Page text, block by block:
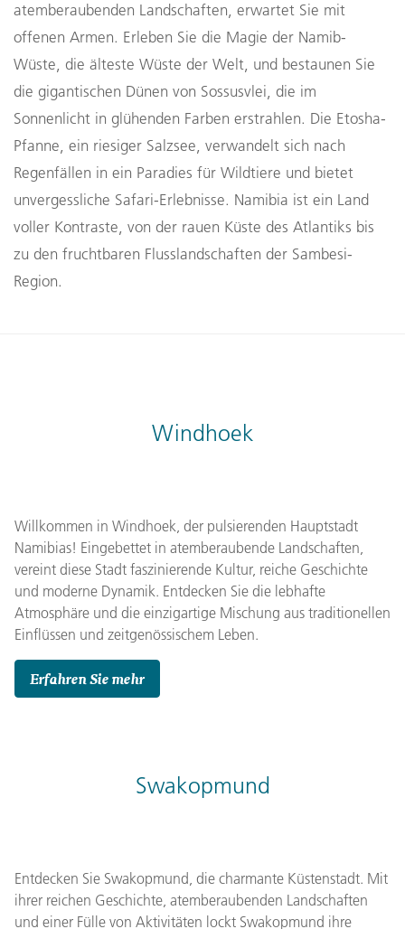
atemberaubenden Landschaften, erwartet Sie mit
offenen Armen. Erleben Sie die Magie der Namib-
Wüste, die älteste Wüste der Welt, und bestaunen Sie
die gigantischen Dünen von Sossusvlei, die im
Sonnenlicht in glühenden Farben erstrahlen. Die Etosha-
Pfanne, ein riesiger Salzsee, verwandelt sich nach
Regenfällen in ein Paradies für Wildtiere und bietet
unvergessliche Safari-Erlebnisse. Namibia ist ein Land
voller Kontraste, von der rauen Küste des Atlantiks bis
zu den fruchtbaren Flusslandschaften der Sambesi-
Region.
Windhoek
Willkommen in Windhoek, der pulsierenden Hauptstadt
Namibias! Eingebettet in atemberaubende Landschaften,
vereint diese Stadt faszinierende Kultur, reiche Geschichte
und moderne Dynamik. Entdecken Sie die lebhafte
Atmosphäre und die einzigartige Mischung aus traditionellen
Einflüssen und zeitgenössischem Leben.
Erfahren Sie mehr
Swakopmund
Entdecken Sie Swakopmund, die charmante Küstenstadt. Mit
ihrer reichen Geschichte, atemberaubenden Landschaften
und einer Fülle von Aktivitäten lockt Swakopmund ihre